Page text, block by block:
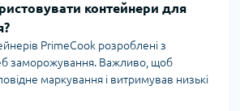
контейнери для
PrimeCook розроблені з
заморожування. Важливо, щоб
маркування і витримував низькі